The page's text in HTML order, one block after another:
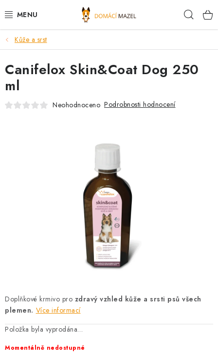
na
DOPORUČUJEME
VÝPRODEJ SKLADU
PSI
HODNOCENÍ OBCHODU
Kontakt Možnosti dopravy
Kůže a srst
Doplňkové krmivo pro zdravý vzhled kůže a srsti psů všech
plemen. Více informací
Položka byla vyprodána…
Momentálně nedostupné
Canifelox Skin&Coat Dog 250
ml
Neohodnoceno Podrobnosti hodnocení